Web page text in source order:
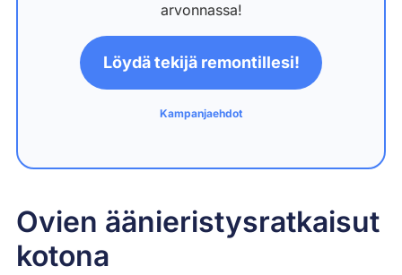
arvonnassa!
Löydä tekijä remontillesi!
Kampanjaehdot
Ovien äänieristysratkaisut
kotona